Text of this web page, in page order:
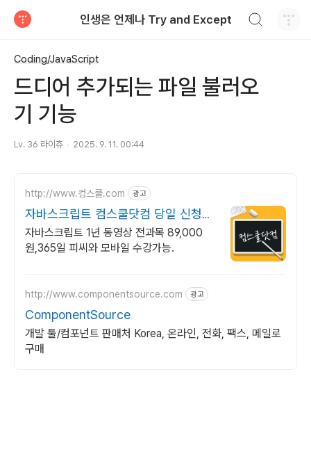
인생은 언제나 Try and Except
Coding/JavaScript
드디어 추가되는 파일 불러오
기 기능
Lv. 36 라이츄 2025. 9. 11. 00:44
http://www.컴스쿨.com 광고
자바스크립트 컴스쿨닷컴 당일 신청&
결제시 기프티콘!
자바스크립트 1년 동영상 전과목 89,000
원,365일 피씨와 모바일 수강가능.
http://www.componentsource.com 광고
ComponentSource
개발 툴/컴포넌트 판매처 Korea, 온라인, 전화, 팩스, 메일로
구매